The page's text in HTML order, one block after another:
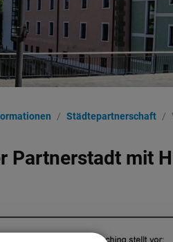
Städtepartnerschaft
Partnerstadt mit